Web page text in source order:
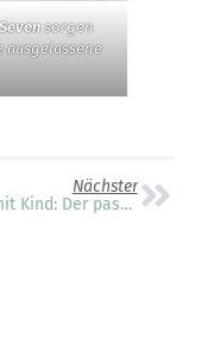
sorgen
Nächster
Reisen mit Kind: Der passende Buggy